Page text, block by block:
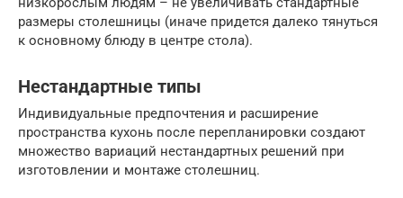
размеры столешницы (иначе придется далеко тянуться
к основному блюду в центре стола).
Нестандартные типы
Индивидуальные предпочтения и расширение
пространства кухонь после перепланировки создают
множество вариаций нестандартных решений при
изготовлении и монтаже столешниц.